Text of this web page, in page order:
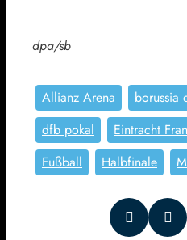
dpa/sb
Allianz Arena borussia
dfb pokal
Eintracht
Fußball
Halbfinale